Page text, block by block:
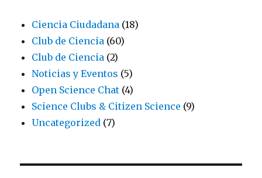
Ciencia Ciudadana (18)
Club de Ciencia (60)
Club de Ciencia (2)
Noticias y Eventos (5)
Open Science Chat (4)
Science Clubs & Citizen Science (9)
Uncategorized (7)